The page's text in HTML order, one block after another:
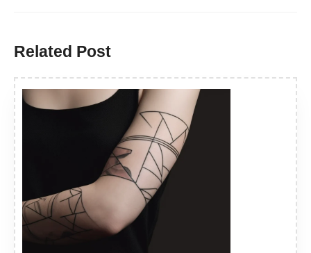
Related Post